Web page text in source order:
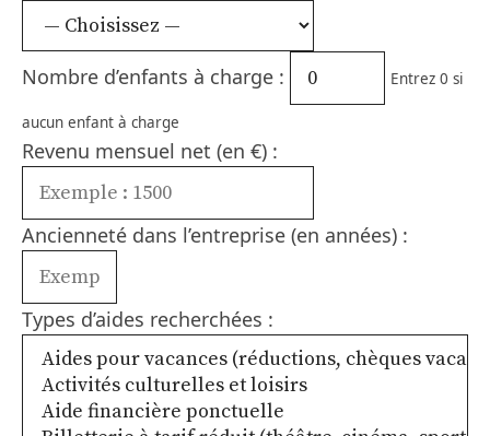
Nombre d’enfants à charge : Entrez 0 si
aucun enfant à charge
Revenu mensuel net (en €) :
Ancienneté dans l’entreprise (en années) :
Types d’aides recherchées :